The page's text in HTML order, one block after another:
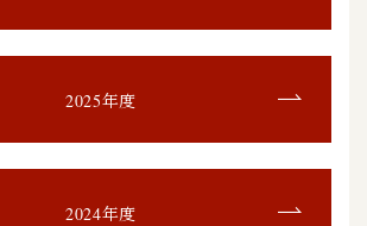
2025年度
2024年度